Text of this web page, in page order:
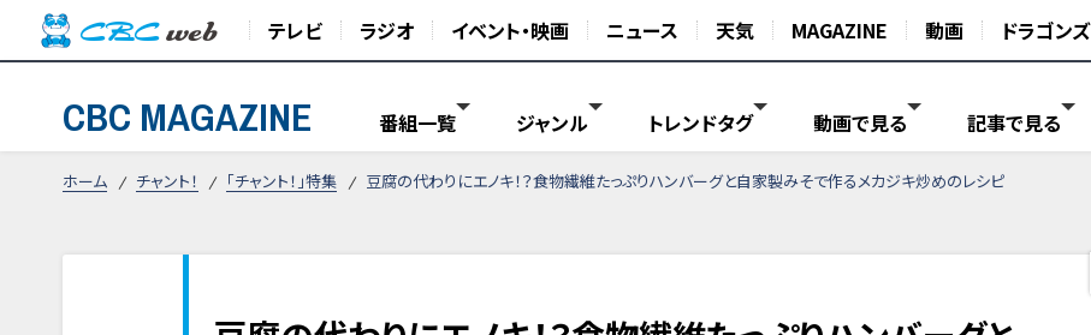
テレビ ラジオ イベント・映画 ニュース 天気 MAGAZINE 動画 ドラゴンズ
CBC MAGAZINE 番組一覧 ジャンル トレンドタグ 動画で見る 記事で見る
ホーム チャント！ 「チャント！」特集 豆腐の代わりにエノキ！？食物繊維たっぷりハンバーグと自家製みそで作るメカジキ炒めのレシピ